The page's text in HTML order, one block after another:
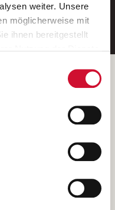
weiter. Unsere
möglicherweise mit
ihnen bereitgestellt
klicken, so stimmen
zu. Sie können
jederzeit widerrufen,
aufrufen und diese
Unterfranken